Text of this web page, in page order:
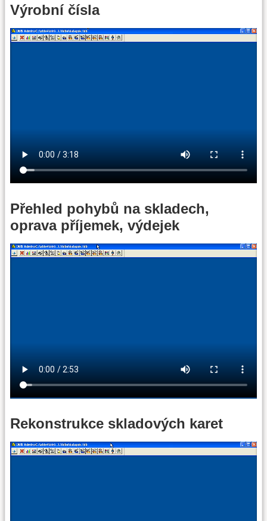
Výrobní čísla
Přehled pohybů na skladech,
oprava příjemek, výdejek
Rekonstrukce skladových karet